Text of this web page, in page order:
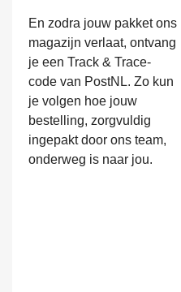
En zodra jouw pakket ons
magazijn verlaat, ontvang
je een Track & Trace-
code van PostNL. Zo kun
je volgen hoe jouw
bestelling, zorgvuldig
ingepakt door ons team,
onderweg is naar jou.